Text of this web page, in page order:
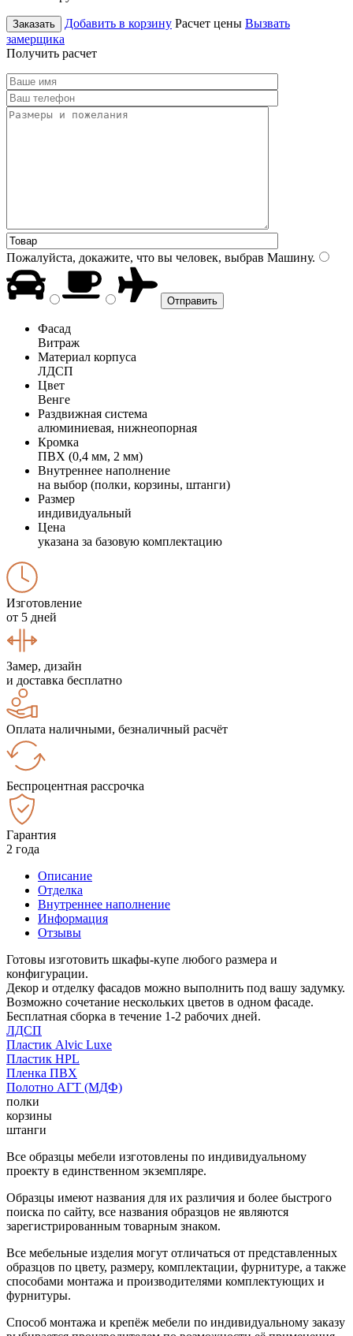
Заказать Добавить в корзину Расчет цены Вызвать
замерщика
Получить расчет
Пожалуйста, докажите, что вы человек, выбрав Машину.
Фасад
Витраж
Материал корпуса
ЛДСП
Цвет
Венге
Раздвижная система
алюминиевая, нижнеопорная
Кромка
ПВХ (0,4 мм, 2 мм)
Внутреннее наполнение
на выбор (полки, корзины, штанги)
Размер
индивидуальный
Цена
указана за базовую комплектацию
Изготовление
от 5 дней
Замер, дизайн
и доставка бесплатно
Оплата наличными, безналичный расчёт
Беспроцентная рассрочка
Гарантия
2 года
Описание
Отделка
Внутреннее наполнение
Информация
Отзывы
Готовы изготовить шкафы-купе любого размера и
конфигурации.
Декор и отделку фасадов можно выполнить под вашу задумку.
Возможно сочетание нескольких цветов в одном фасаде.
Бесплатная сборка в течение 1-2 рабочих дней.
ЛДСП
Пластик Alvic Luxe
Пластик HPL
Пленка ПВХ
Полотно АГТ (МДФ)
полки
корзины
штанги
Все образцы мебели изготовлены по индивидуальному
проекту в единственном экземпляре.
Образцы имеют названия для их различия и более быстрого
поиска по сайту, все названия образцов не являются
зарегистрированным товарным знаком.
Все мебельные изделия могут отличаться от представленных
образцов по цвету, размеру, комплектации, фурнитуре, а также
способами монтажа и производителями комплектующих и
фурнитуры.
Способ монтажа и крепёж мебели по индивидуальному заказу